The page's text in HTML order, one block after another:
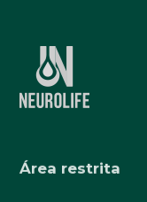
Área restrita